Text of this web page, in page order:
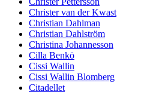
Christer van der Kwast
Christian Dahlman
Christian Dahlström
Christina Johannesson
Cilla Benkö
Cissi Wallin
Cissi Wallin Blomberg
Citadellet